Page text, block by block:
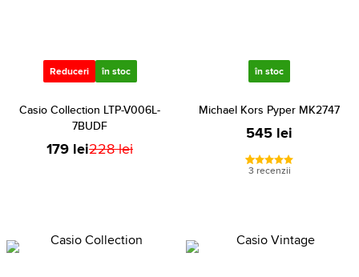
Reduceri în stoc
Casio Collection LTP-V006L-
7BUDF
179 lei228 lei
în stoc
Michael Kors Pyper MK2747
545 lei
3 recenzii